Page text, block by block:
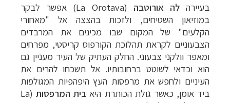
בעיירהלה אורוטבה (
La Orotava) אפשר לבקר
במוזיאון השטיחים, ולזכות בהצצה אל "מאחורי
הקלעים" של המקום שבו מכינים את המרבדים
הצבעוניים לקראת תהלוכת הקורפוס קריסטי, מפרחים
ומאפר וולקני צבעוני. החלק העתיק של העיר מעניין גם
הוא וכדאי לשוטט ברחובותיו. אל תשכחו להרים את
העיניים ולחפש את מרפסות העץ היפהפיות המגולפות
ביד אומן, כאשר גולת הכותרת היא בית המרפסות (
La